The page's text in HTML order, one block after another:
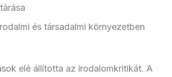
és társadalmi környezetben
elé állította az irodalomkritikát. A